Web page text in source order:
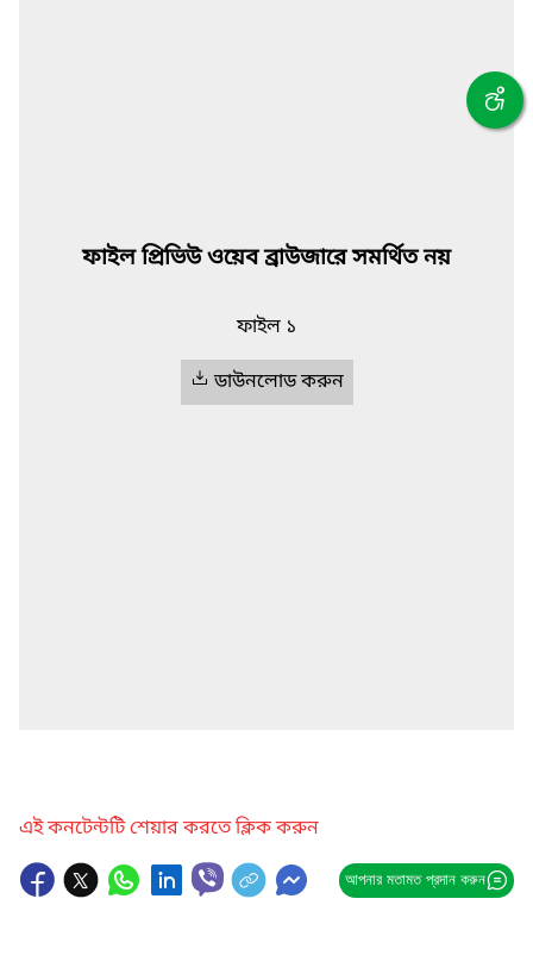
ফাইল প্রিভিউ ওয়েব ব্রাউজারে সমর্থিত নয়
ফাইল ১
ডাউনলোড করুন
এই কনটেন্টটি শেয়ার করতে ক্লিক করুন
আপনার মতামত প্রদান করুন